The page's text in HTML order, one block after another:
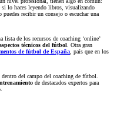
lo haces leyendo libros, visualizando
puedes recibir un consejo o escuchar una
lista de los recursos de coaching ‘online’
técnicos del fútbol. Otra gran
de fútbol de España, país que en los
del campo del coaching de fútbol.
de destacados expertos para